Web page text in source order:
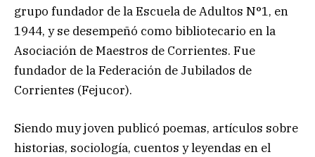
grupo fundador de la Escuela de Adultos N°1, en
1944, y se desempeñó como bibliotecario en la
Asociación de Maestros de Corrientes. Fue
fundador de la Federación de Jubilados de
Corrientes (Fejucor).
Siendo muy joven publicó poemas, artículos sobre
historias, sociología, cuentos y leyendas en el